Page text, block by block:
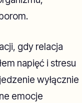
gdy relacja
napięć i stresu
wyłącznie
emocje